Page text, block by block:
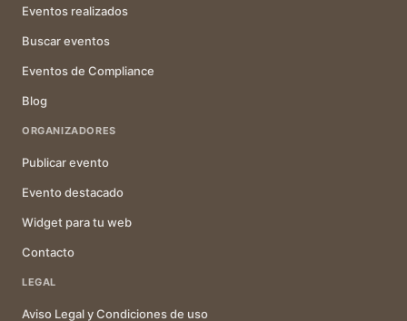
Eventos realizados
Buscar eventos
Eventos de Compliance
Blog
ORGANIZADORES
Publicar evento
Evento destacado
Widget para tu web
Contacto
LEGAL
Aviso Legal y Condiciones de uso